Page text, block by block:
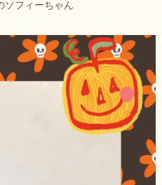
ソフィーちゃん